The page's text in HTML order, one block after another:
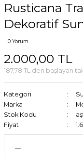
Rusticana
Dekoratif
0 Yorum
2.000,00 TL
187,78 TL den başlayan
Kategori
Marka
Stok Kodu
Fiyat